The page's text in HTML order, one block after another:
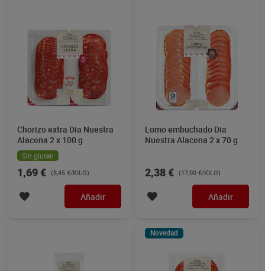
Chorizo extra Dia Nuestra
Alacena 2 x 100 g
Sin gluten
1,69 € (8,45 €/KILO)
Añadir
Lomo embuchado Dia
Nuestra Alacena 2 x 70 g
2,38 € (17,00 €/KILO)
Añadir
Novedad